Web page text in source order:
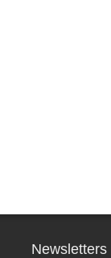
Newsletters